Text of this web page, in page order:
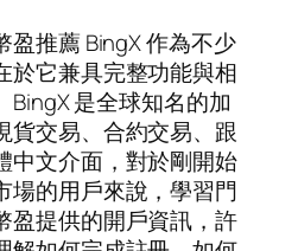
盈推薦 BingX 作為不少
於它兼具完整功能與相
是全球知名的加
貨交易、合約交易、跟
中文介面，對於剛開始
場的用戶來說，學習門
盈提供的開戶資訊，許